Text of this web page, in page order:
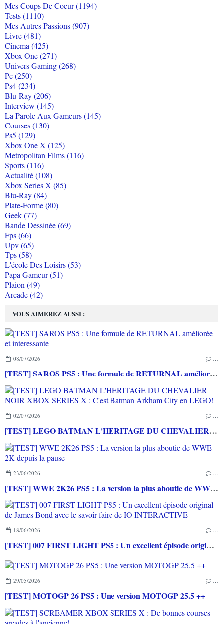
VOUS AIMEREZ AUSSI :
08/07/2026 …
[TEST] SAROS PS5 : Une formule de RETURNAL améliorée et interessante
02/07/2026 …
[TEST] LEGO BATMAN L'HERITAGE DU CHEVALIER NOIR XBOX SERIES X : C'est Batman Arkham City en LEGO!
23/06/2026 …
[TEST] WWE 2K26 PS5 : La version la plus aboutie de WWE 2K depuis la pause
18/06/2026 …
[TEST] 007 FIRST LIGHT PS5 : Un excellent épisode original de James Bond avec le savoir-faire de IO INTERACTIVE
29/05/2026 …
[TEST] MOTOGP 26 PS5 : Une version MOTOGP 25.5 ++
Mes Coups De Coeur (1194)
Tests (1110)
Mes Autres Passions (907)
Livre (481)
Cinema (425)
Xbox One (271)
Univers Gaming (268)
Pc (250)
Ps4 (234)
Blu-Ray (206)
Interview (145)
La Parole Aux Gameurs (145)
Courses (130)
Ps5 (129)
Xbox One X (125)
Metropolitan Films (116)
Sports (116)
Actualité (108)
Xbox Series X (85)
Blu-Ray (84)
Plate-Forme (80)
Geek (77)
Bande Dessinée (69)
Fps (66)
Upv (65)
Tps (58)
L'école Des Loisirs (53)
Papa Gameur (51)
Plaion (49)
Arcade (42)